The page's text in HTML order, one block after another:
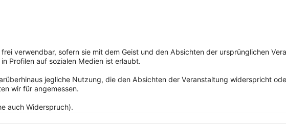
verwendbar, sofern sie mit dem Geist und den Absichten der ursprünglichen
Profilen auf sozialen Medien ist erlaubt.
jegliche Nutzung, die den Absichten der Veranstaltung widerspricht
wir für angemessen.
auch Widerspruch).